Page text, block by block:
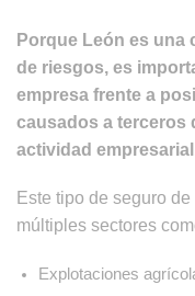
Porque León es una
de riesgos, es
empresa frente a
causados a terceros
actividad
Este tipo de seguro
múltiples sectores
Explotaciones